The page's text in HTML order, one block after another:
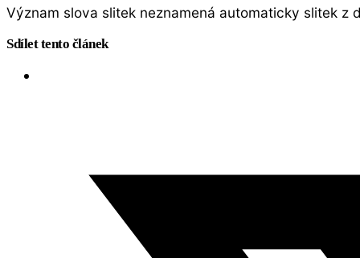
Význam slova slitek neznamená automaticky slitek z
Sdílet tento článek